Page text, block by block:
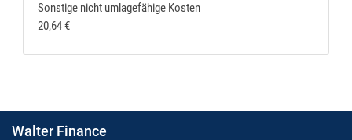
Sonstige nicht umlagefähige Kosten
20,64 €
Walter Finance